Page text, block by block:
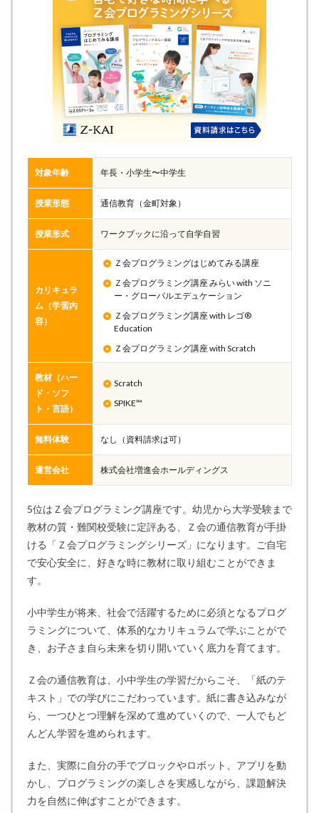
対象年齢 年長・小学生〜中学生
授業形態 通信教育（金町対象）
授業形式 ワークブックに沿って自学自習
カリキュラ
ム（学習内
容）
Ｚ会プログラミングはじめてみる講座
Ｚ会プログラミング講座 みらい with ソニ
ー・グローバルエデュケーション
Ｚ会プログラミング講座 with レゴ®
Education
Ｚ会プログラミング講座 with Scratch
教材（ハー
ド・ソフ
ト・言語）
Scratch
SPIKE™
無料体験 なし（資料請求は可）
運営会社 株式会社増進会ホールディングス
5位はＺ会プログラミング講座です。幼児から大学受験まで
教材の質・難関校受験に定評ある、Ｚ会の通信教育が手掛
ける「Ｚ会プログラミングシリーズ」になります。ご自宅
で安心安全に、好きな時に教材に取り組むことができま
す。
小中学生が将来、社会で活躍するために必須となるプログ
ラミングについて、体系的なカリキュラムで学ぶことがで
き、お子さま自ら未来を切り開いていく底力を育てます。
Ｚ会の通信教育は、小中学生の学習だからこそ、「紙のテ
キスト」での学びにこだわっています。紙に書き込みなが
ら、一つひとつ理解を深めて進めていくので、一人でもど
んどん学習を進められます。
また、実際に自分の手でブロックやロボット、アプリを動
かし、プログラミングの楽しさを実感しながら、課題解決
力を自然に伸ばすことができます。